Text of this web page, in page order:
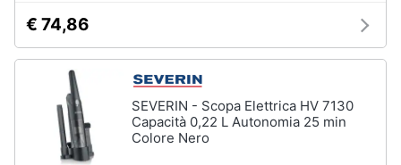
€ 74,86
SEVERIN - Scopa Elettrica HV 7130
Capacità 0,22 L Autonomia 25 min
Colore Nero